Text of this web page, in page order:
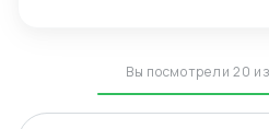
Вы посмотрели 20